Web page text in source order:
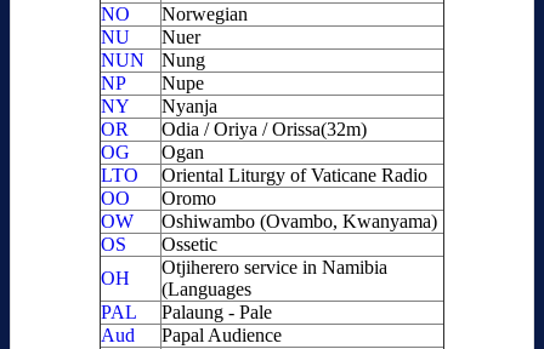
NO
Norwegian
NU
Nuer
NUN
Nung
NP
Nupe
NY
Nyanja
OR
Odia / Oriya / Orissa(32m)
OG
Ogan
LTO
Oriental Liturgy of Vaticane Radio
OO
Oromo
OW
Oshiwambo (Ovambo, Kwanyama)
OS
Ossetic
OH
Otjiherero service in Namibia
(Languages
PAL
Palaung - Pale
Aud
Papal Audience